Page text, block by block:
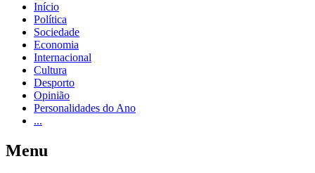
Início
Política
Sociedade
Economia
Internacional
Cultura
Desporto
Opinião
Personalidades do Ano
...
Menu